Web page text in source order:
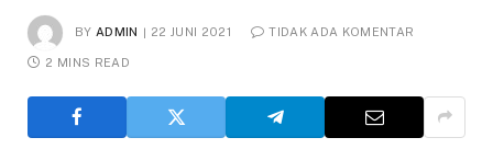
BY ADMIN 22 JUNI 2021 TIDAK ADA KOMENTAR
2 MINS READ